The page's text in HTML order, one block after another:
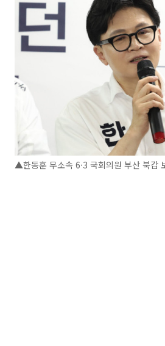
▲한동훈 무소속 6·3 국회의원 부산 북갑